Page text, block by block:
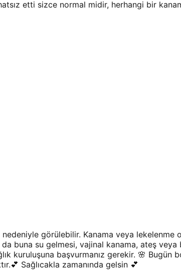
etti sizce normal midir, herhangi bir
görülebilir. Kanama veya lekelenme
buna su gelmesi, vajinal kanama, ateş
kuruluşuna başvurmanız gerekir. 🌸 Bugün
Sağlıcakla zamanında gelsin 💕